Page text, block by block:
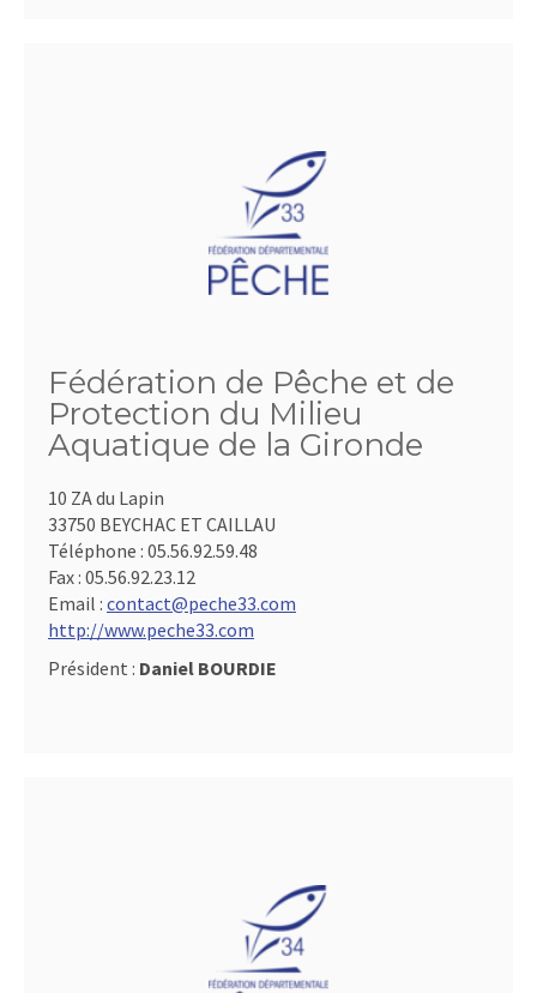
Fédération de Pêche et de
Protection du Milieu
Aquatique de la Gironde
10 ZA du Lapin
33750 BEYCHAC ET CAILLAU
Téléphone : 05.56.92.59.48
Fax : 05.56.92.23.12
Email : contact@peche33.com
http://www.peche33.com
Président : Daniel BOURDIE